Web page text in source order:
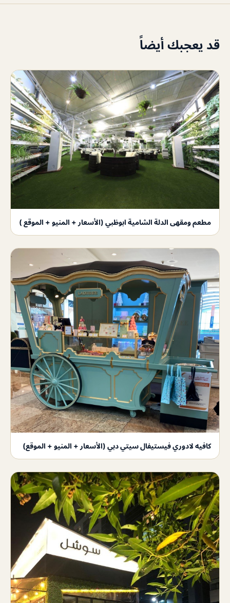
قد يعجبك أيضاً
مطعم ومقهى الدلة الشامية ابوظبي (الأسعار + المنيو + الموقع )
كافيه لادوري فيستيفال سيتي دبي (الأسعار + المنيو + الموقع)